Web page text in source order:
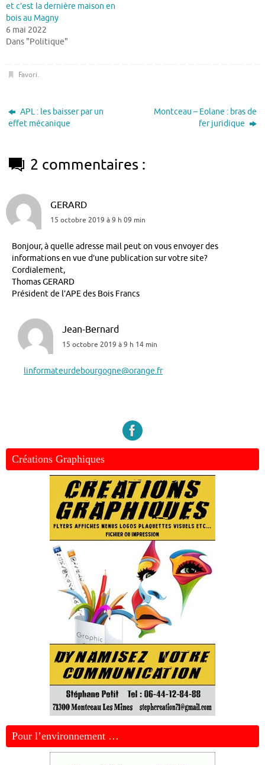
et c’est la dernière maison en
bois au Magny
6 mai 2022
Dans "Politique"
Favori.
APL : les baisser par un
effet mécanique
Montceau – Eolane : bras de
fer juridique
2 commentaires :
GERARD
15 octobre 2019 à 9 h 09 min
Bonjour, à quelle adresse mail peut on vous envoyer des
informations en vue d’une publication sur votre site?
Cordialement,
Thomas GERARD
Président de l’APE des Bois Francs
Jean-Bernard
15 octobre 2019 à 9 h 14 min
linformateurdebourgogne@orange.fr
Créations Graphiques
Pour l’environnement …